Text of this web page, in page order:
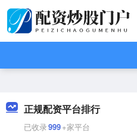
正规配资平台排行
已收录999+家平台